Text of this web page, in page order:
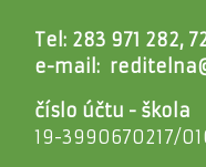
Tel: 283 971 282,
e-mail:
číslo účtu - škola
19-3990670217/